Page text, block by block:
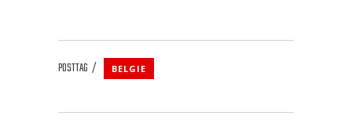
POSTTAG BELGIE